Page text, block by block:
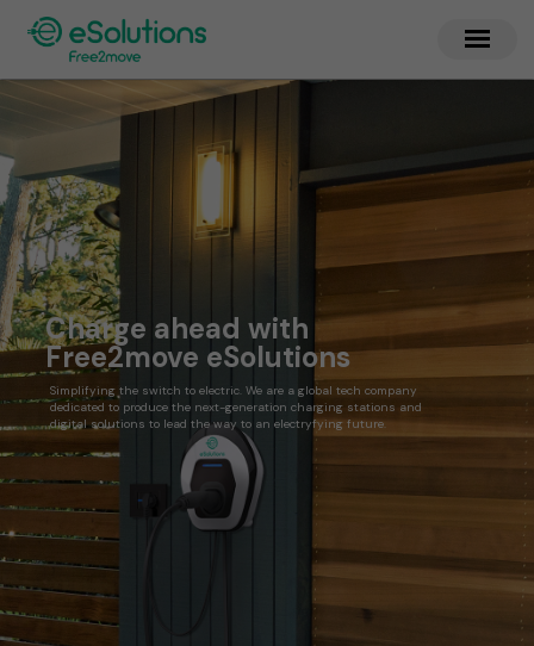
Charge ahead with
Free2move eSolutions
Simplifying the switch to electric. We are a global tech company
dedicated to produce the next-generation charging stations and
digital solutions to lead the way to an electryfying future.